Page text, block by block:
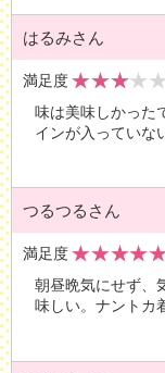
はるみさん
満足度
味は美味しかった
インが入っていな
つるつるさん
満足度
朝昼晩気にせず、
味しい。ナントカ